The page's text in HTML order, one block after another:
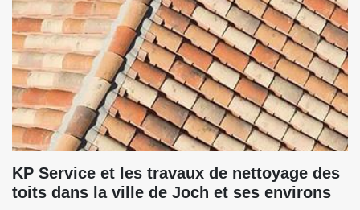
KP Service et les travaux de nettoyage des
toits dans la ville de Joch et ses environs